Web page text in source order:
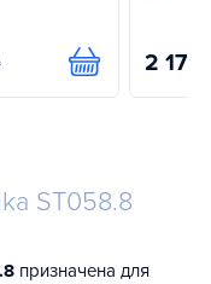
Купити 2 178
ST058.8
призначена для